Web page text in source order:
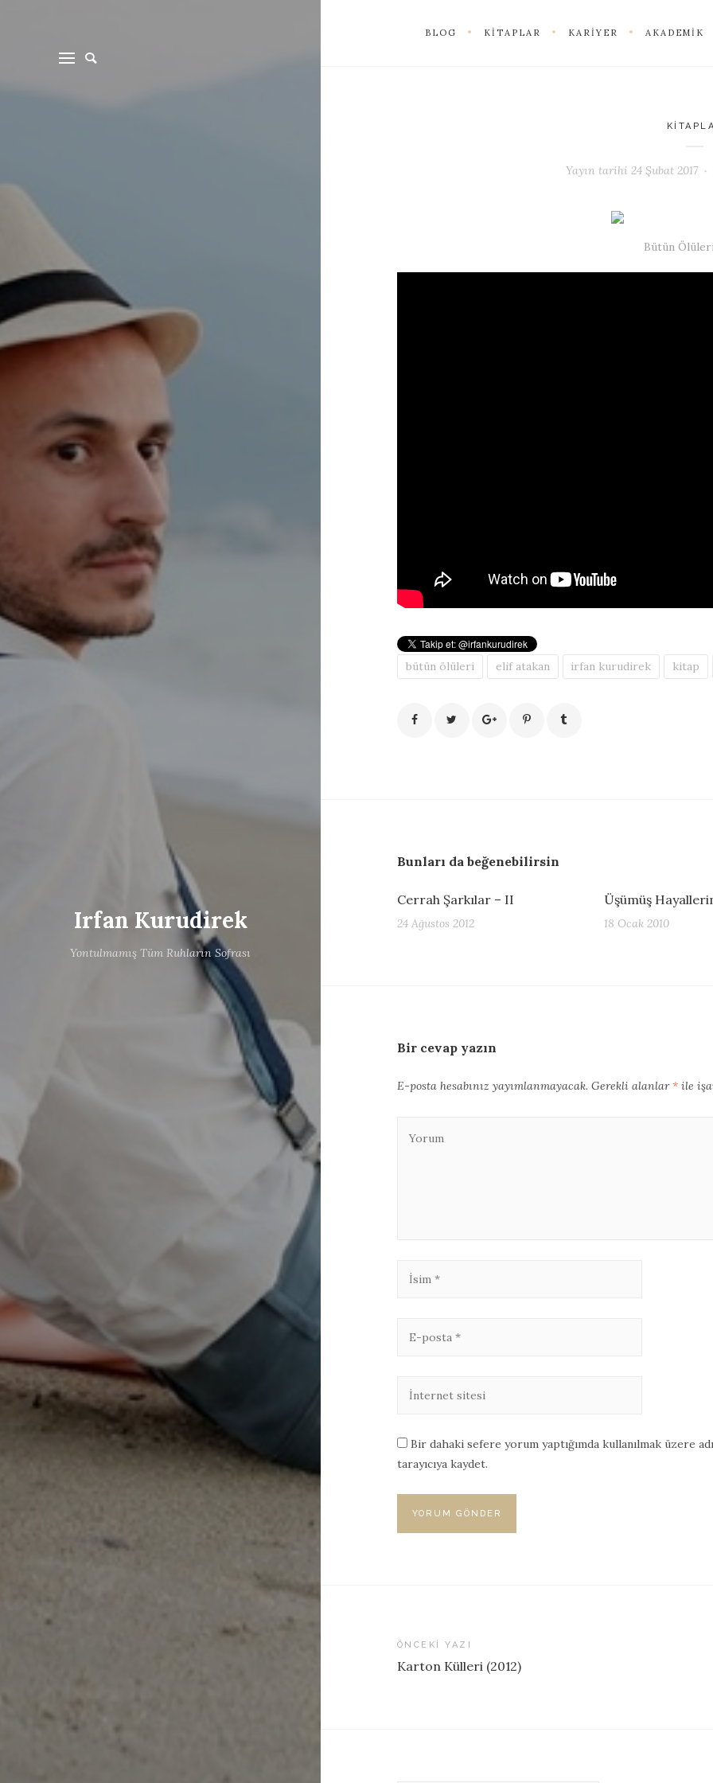
Irfan Kurudirek
Yontulmamış Tüm Ruhların Sofrası
BLOG KITAPLAR KARIYER AKADEMIK
Yayın tarihi 24 Şubat 2017
Bütün
bütün ölüleri elif atakan irfan kurudirek kitap
Bunları da beğenebilirsin
Cerrah Şarkılar – II
24 Ağustos 2012
Üşümüş
18 Ocak 2010
Bir cevap yazın
E-posta hesabınız yayımlanmayacak. Gerekli alanlar*ile
Bir dahaki sefere yorum yaptığımda kullanılmak üzere
tarayıcıya kaydet.
ÖNCEKI YAZI
Karton Külleri (2012)